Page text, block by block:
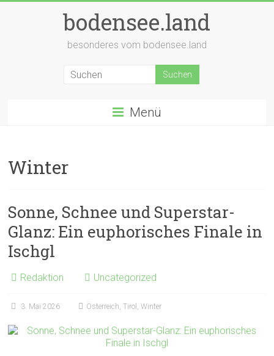
bodensee.land
besonderes vom bodensee.land
Menü
Winter
Sonne, Schnee und Superstar-
Glanz: Ein euphorisches Finale in
Ischgl
Redaktion Uncategorized
3. Mai 2026 Österreich,Tirol ,Winter